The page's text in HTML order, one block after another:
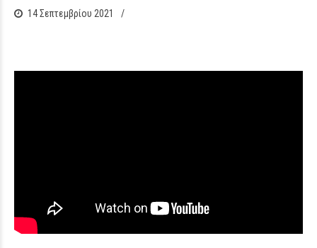
14 Σεπτεμβρίου 2021